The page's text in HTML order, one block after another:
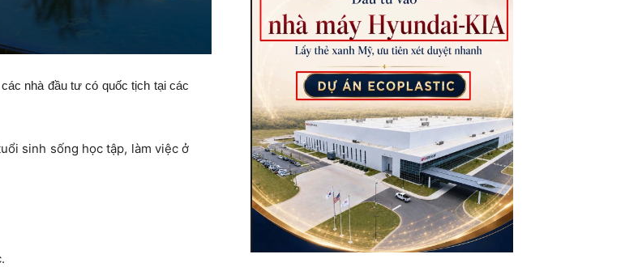
nhà đầu tư có quốc tịch tại các
sinh sống học tập, làm việc ở